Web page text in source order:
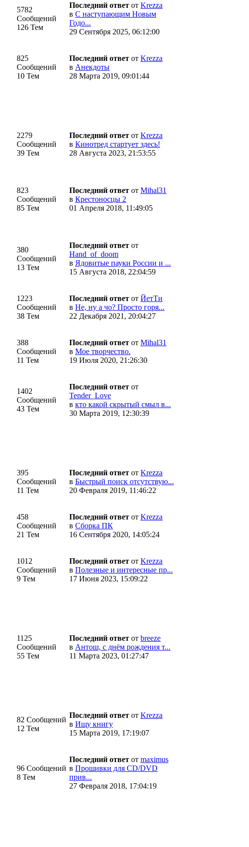
5782
Сообщений
126 Тем
Последний ответ от Krezza
в С наступающим Новым
Годо...
29 Сентября 2025, 06:12:00
825
Сообщений
10 Тем
Последний ответ от Krezza
в Анекдоты
28 Марта 2019, 09:01:44
2279
Сообщений
39 Тем
Последний ответ от Krezza
в Кинотред стартует здесь!
28 Августа 2023, 21:53:55
823
Сообщений
85 Тем
Последний ответ от Mihal31
в Крестоносцы 2
01 Апреля 2018, 11:49:05
380
Сообщений
13 Тем
Последний ответ от
Hand_of_doom
в Ядовитые пауки России и ...
15 Августа 2018, 22:04:59
1223
Сообщений
38 Тем
Последний ответ от ЙетТи
в Не, ну а чо? Просто горя...
22 Декабря 2021, 20:04:27
388
Сообщений
11 Тем
Последний ответ от Mihal31
в Мое творчество.
19 Июля 2020, 21:26:30
1402
Сообщений
43 Тем
Последний ответ от
Tender_Love
в кто какой скрытый смыл в...
30 Марта 2019, 12:30:39
395
Сообщений
11 Тем
Последний ответ от Krezza
в Быстрый поиск отсутствую...
20 Февраля 2019, 11:46:22
458
Сообщений
21 Тем
Последний ответ от Krezza
в Сборка ПК
16 Сентября 2020, 14:05:24
1012
Сообщений
9 Тем
Последний ответ от Krezza
в Полезные и интересные пр...
17 Июня 2023, 15:09:22
1125
Сообщений
55 Тем
Последний ответ от breeze
в Антош, с днём рождения т...
11 Марта 2023, 01:27:47
82 Сообщений
12 Тем
Последний ответ от Krezza
в Ищу книгу
15 Марта 2019, 17:19:07
96 Сообщений
8 Тем
Последний ответ от maximus
в Прошивки для CD/DVD
прив...
27 Февраля 2018, 17:04:19